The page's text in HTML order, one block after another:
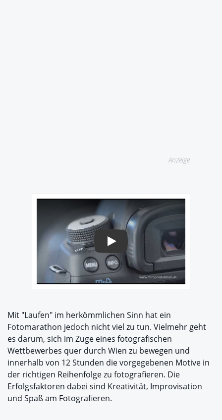
Anzeige
Play
Mit "Laufen" im herkömmlichen Sinn hat ein
Fotomarathon jedoch nicht viel zu tun. Vielmehr geht
es darum, sich im Zuge eines fotografischen
Wettbewerbes quer durch Wien zu bewegen und
innerhalb von 12 Stunden die vorgegebenen Motive in
der richtigen Reihenfolge zu fotografieren. Die
Erfolgsfaktoren dabei sind Kreativität, Improvisation
und Spaß am Fotografieren.